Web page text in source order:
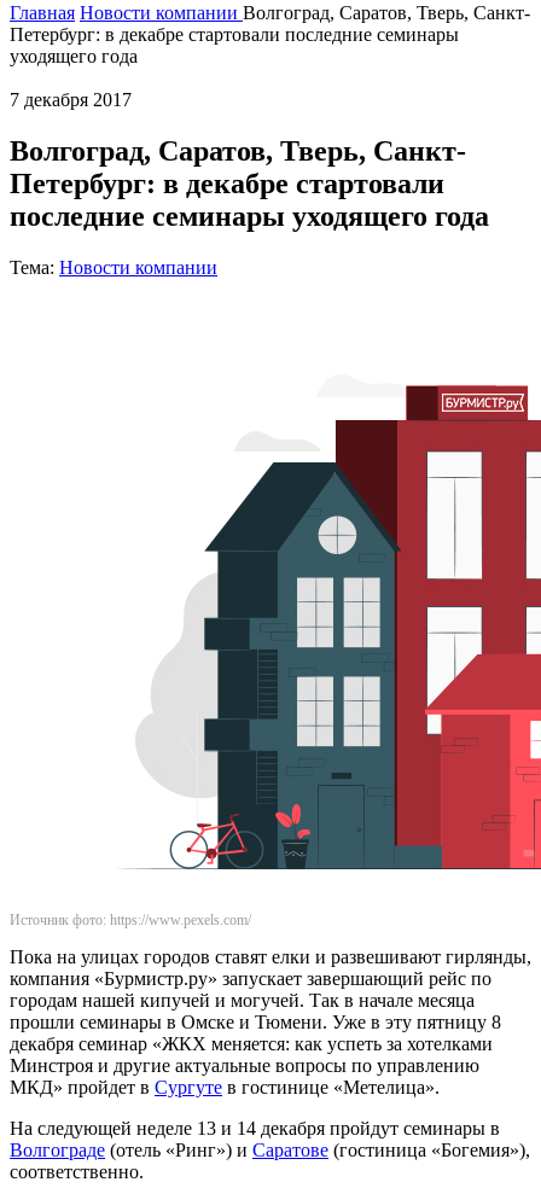
Главная Новости компании Волгоград, Саратов, Тверь, Санкт-
Петербург: в декабре стартовали последние семинары
уходящего года
7 декабря 2017
Волгоград, Саратов, Тверь, Санкт-
Петербург: в декабре стартовали
последние семинары уходящего года
Тема: Новости компании
Источник фото: https://www.pexels.com/
Пока на улицах городов ставят елки и развешивают гирлянды,
компания «Бурмистр.ру» запускает завершающий рейс по
городам нашей кипучей и могучей. Так в начале месяца
прошли семинары в Омске и Тюмени. Уже в эту пятницу 8
декабря семинар «ЖКХ меняется: как успеть за хотелками
Минстроя и другие актуальные вопросы по управлению
МКД» пройдет в Сургуте в гостинице «Метелица».
На следующей неделе 13 и 14 декабря пройдут семинары в
Волгограде (отель «Ринг») и Саратове (гостиница «Богемия»),
соответственно.